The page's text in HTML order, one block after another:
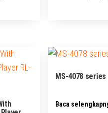
MS-4078 series
Baca